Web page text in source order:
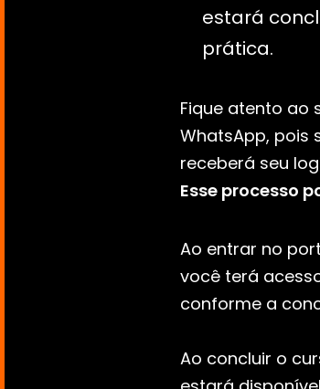
estará
prática.
Fique atento ao
WhatsApp, pois
Esse processo
Ao entrar no
você terá
conforme a
Ao concluir o